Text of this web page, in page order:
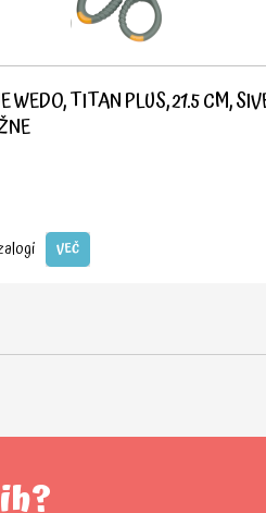
WEDO, TITAN PLUS, 21.5 CM,
VEČ